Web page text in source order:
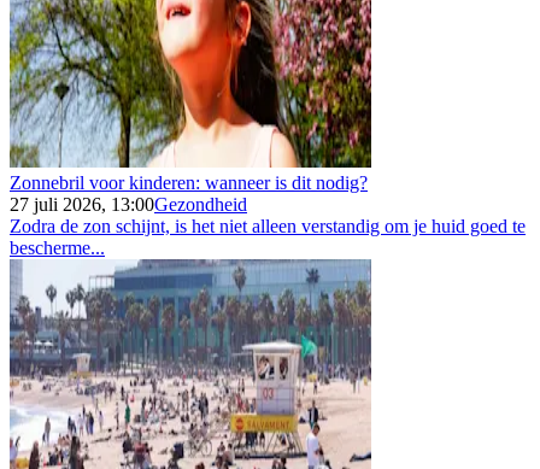
Zonnebril voor kinderen: wanneer is dit nodig?
27 juli 2026, 13:00Gezondheid
Zodra de zon schijnt, is het niet alleen verstandig om je huid goed te
bescherme...